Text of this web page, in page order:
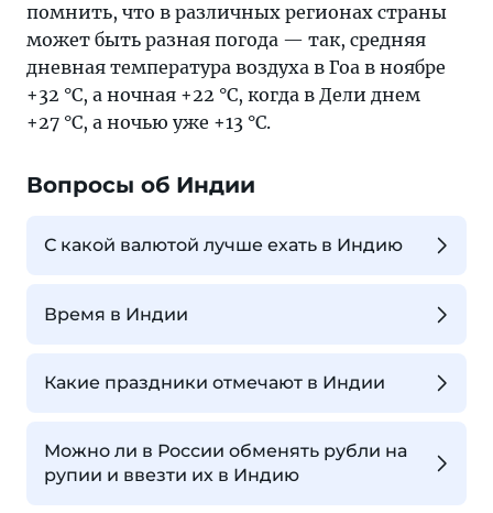
помнить, что в различных регионах страны
может быть разная погода — так, средняя
дневная температура воздуха в Гоа в ноябре
+32 °C, а ночная +22 °C, когда в Дели днем
+27 °C, а ночью уже +13 °C.
Вопросы об Индии
С какой валютой лучше ехать в Индию
Время в Индии
Какие праздники отмечают в Индии
Можно ли в России обменять рубли на
рупии и ввезти их в Индию